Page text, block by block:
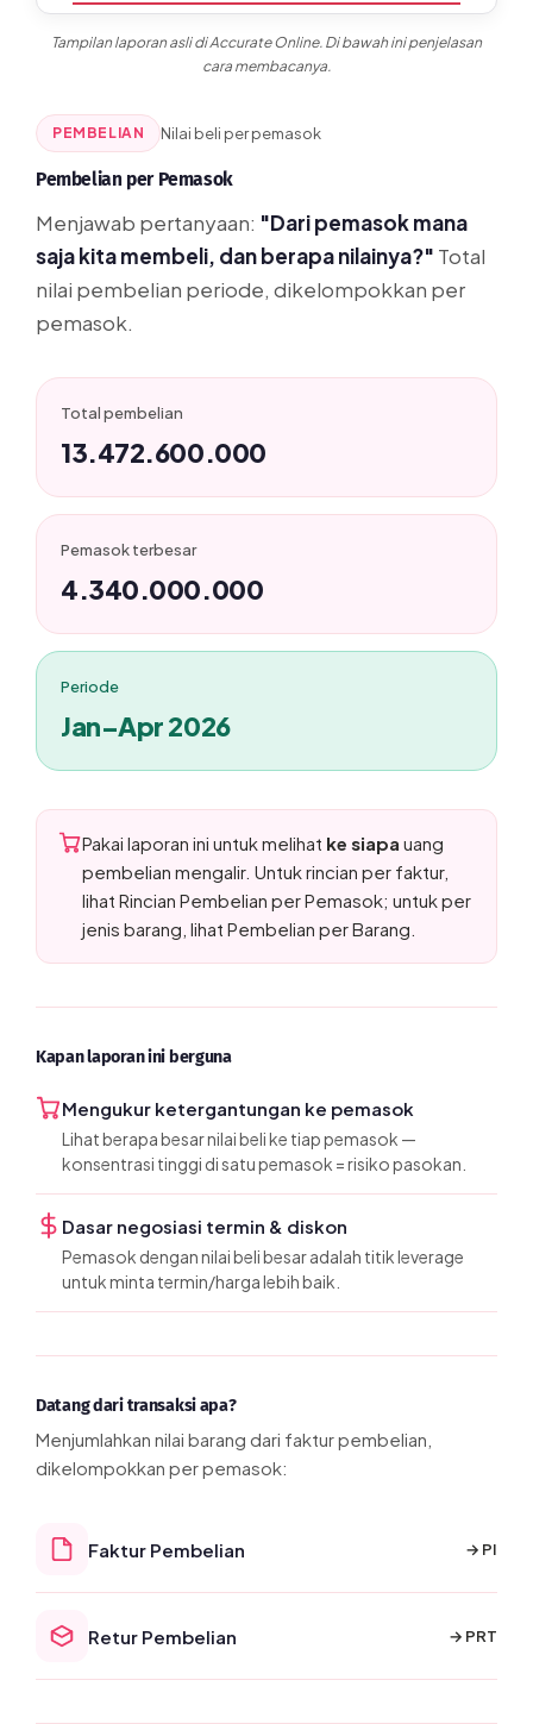
Tampilan laporan asli di Accurate Online. Di bawah ini penjelasan
cara membacanya.
PEMBELIAN Nilai beli per pemasok
Pembelian per Pemasok
Menjawab pertanyaan: "Dari pemasok mana
saja kita membeli, dan berapa nilainya?" Total
nilai pembelian periode, dikelompokkan per
pemasok.
Total pembelian
13.472.600.000
Pemasok terbesar
4.340.000.000
Periode
Jan–Apr 2026
Pakai laporan ini untuk melihat ke siapa uang
pembelian mengalir. Untuk rincian per faktur,
lihat Rincian Pembelian per Pemasok; untuk per
jenis barang, lihat Pembelian per Barang.
Kapan laporan ini berguna
Mengukur ketergantungan ke pemasok
Lihat berapa besar nilai beli ke tiap pemasok —
konsentrasi tinggi di satu pemasok = risiko pasokan.
Dasar negosiasi termin & diskon
Pemasok dengan nilai beli besar adalah titik leverage
untuk minta termin/harga lebih baik.
Datang dari transaksi apa?
Menjumlahkan nilai barang dari faktur pembelian,
dikelompokkan per pemasok:
Faktur Pembelian → PI
Retur Pembelian → PRT